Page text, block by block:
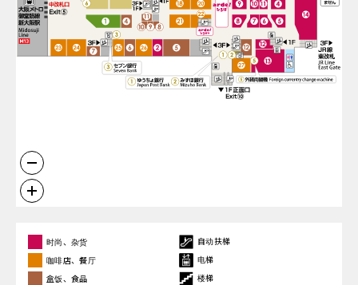
时尚、杂货
咖啡店、餐厅
盒饭、食品
自动扶梯
电梯
楼梯